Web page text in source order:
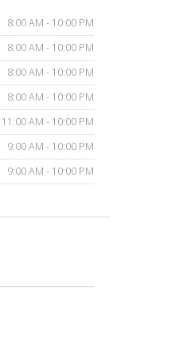
8:00 AM - 10:00 PM
8:00 AM - 10:00 PM
8:00 AM - 10:00 PM
8:00 AM - 10:00 PM
11:00 AM - 10:00 PM
9:00 AM - 10:00 PM
9:00 AM - 10:00 PM